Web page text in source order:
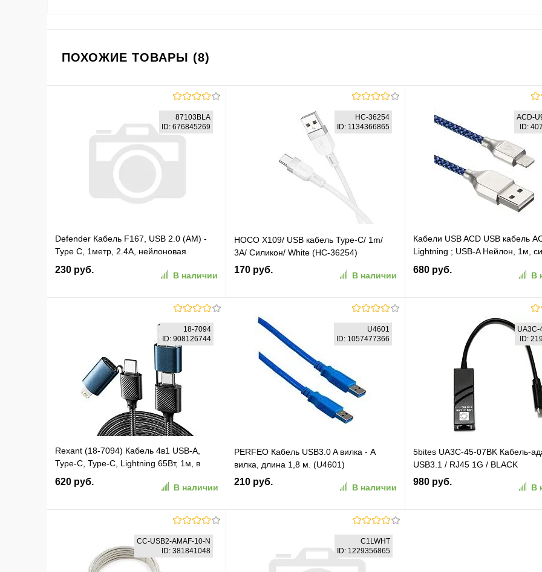
ПОХОЖИЕ ТОВАРЫ (8)
87103BLA
ID: 676845269
Defender Кабель F167, USB 2.0 (AM) -
Type C, 1метр, 2.4А, нейлоновая
оплетка, чёрный. (87103BLA)
230 руб.
В наличии
В корзину
В избранное К сравнению
HC-36254
ID: 1134366865
HOCO X109/ USB кабель Type-C/ 1m/
3A/ Силикон/ White (HC-36254)
170 руб.
В наличии
В избранное К сравнению
ACD-
ID:
Кабели USB ACD USB кабель
Lightning ; USB-A Нейлон, 1м,
черный (ACD-U927-P5L)
680 руб.
В
В корзину
В избранное К
18-7094
ID: 908126744
Rexant (18-7094) Кабель 4в1 USB-A,
Type-C, Type-C, Lightning 65Вт, 1м, в
черной нейлоновой оплетке
620 руб.
В наличии
В корзину
U4601
ID: 1057477366
PERFEO Кабель USB3.0 A вилка - A
вилка, длина 1,8 м. (U4601)
210 руб.
В наличии
UA3C-
ID:
5bites UA3C-45-07BK Кабель-
USB3.1 / RJ45 1G / BLACK
980 руб.
В
CC-USB2-AMAF-10-N
ID: 381841048
C1LWHT
ID: 1229356865